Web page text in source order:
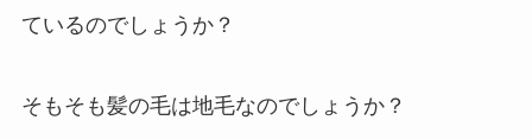
ているのでしょうか？
そもそも髪の毛は地毛なのでしょうか？